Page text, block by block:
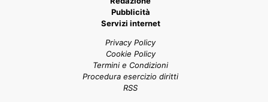
Pubblicità
Servizi internet
Privacy Policy
Cookie Policy
Termini e Condizioni
Procedura esercizio diritti
RSS